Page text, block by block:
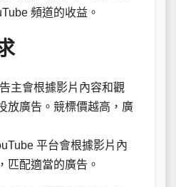
頻道的收益。
主會根據影片內容和觀
放廣告。競標價越高，廣
平台會根據影片內
匹配適當的廣告。